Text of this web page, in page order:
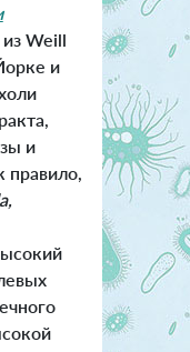
Weill
и
и
правило,